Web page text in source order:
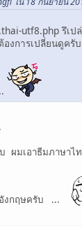
utf8.php รึเป
งการเปลี่ยนดูครับ
ผมเอาธีมภาษาไ
อังกฤษครับ ...